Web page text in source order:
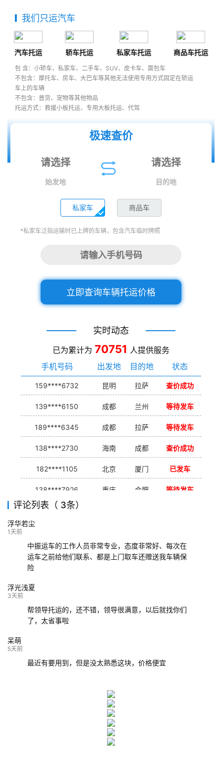
我们只运汽车
汽车托运 轿车托运 私家车托运 商品车托运
包 含：小轿车、私家车、二手车、SUV、皮卡车、面包车
不包含：摩托车、房车、大巴车等其他无法使用专用方式固定在轿运
车上的车辆
不包含：普货、宠物等其他物品
托运方式：救援小板托运、专用大板托运、代驾
极速查价
始发地 目的地
私家车 商品车
*私家车泛指运输时已上牌的车辆，包含汽车临时牌照
立即查询车辆托运价格
实时动态
已为累计为 70751 人提供服务
手机号码
出发地 目的地 状态
159****6732 昆明 拉萨 查价成功
139****6150 成都 兰州 等待发车
189****6345 成都 拉萨 等待发车
138****2730 海南 成都 查价成功
182****1105 北京 厦门 已发车
138****7926 重庆 合肥 等待发车
139****9233
评论列表（ 3条）
浮华若尘
1天前
中振运车的工作人员非常专业，态度非常好、每次在
运车之前给他们联系、都是上门取车还赠送我车辆保
险
浮光浅夏
3天前
帮领导托运的，还不错，领导很满意，以后就找你们
了，太省事啦
呆萌
5天前
最近有要用到，但是没太熟悉这块，价格便宜